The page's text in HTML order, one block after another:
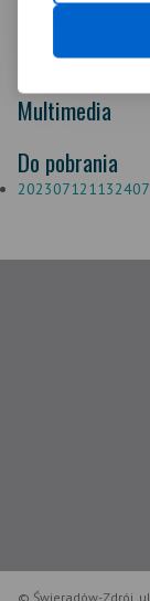
Multimedia
Do pobrania
© Świeradów-Zdrój,